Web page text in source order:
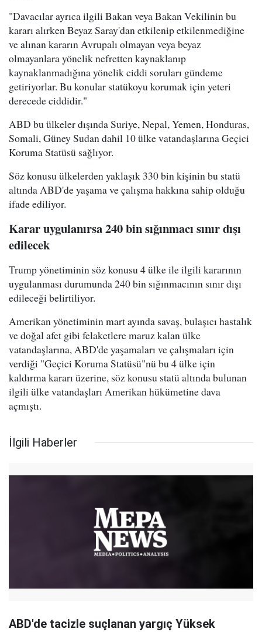
"Davacılar ayrıca ilgili Bakan veya Bakan Vekilinin bu
kararı alırken Beyaz Saray'dan etkilenip etkilenmediğine
ve alınan kararın Avrupalı olmayan veya beyaz
olmayanlara yönelik nefretten kaynaklanıp
kaynaklanmadığına yönelik ciddi soruları gündeme
getiriyorlar. Bu konular statükoyu korumak için yeteri
derecede ciddidir."
ABD bu ülkeler dışında Suriye, Nepal, Yemen, Honduras,
Somali, Güney Sudan dahil 10 ülke vatandaşlarına Geçici
Koruma Statüsü sağlıyor.
Söz konusu ülkelerden yaklaşık 330 bin kişinin bu statü
altında ABD'de yaşama ve çalışma hakkına sahip olduğu
ifade ediliyor.
Karar uygulanırsa 240 bin sığınmacı sınır dışı
edilecek
Trump yönetiminin söz konusu 4 ülke ile ilgili kararının
uygulanması durumunda 240 bin sığınmacının sınır dışı
edileceği belirtiliyor.
Amerikan yönetiminin mart ayında savaş, bulaşıcı hastalık
ve doğal afet gibi felaketlere maruz kalan ülke
vatandaşlarına, ABD'de yaşamaları ve çalışmaları için
verdiği "Geçici Koruma Statüsü"nü bu 4 ülke için
kaldırma kararı üzerine, söz konusu statü altında bulunan
ilgili ülke vatandaşları Amerikan hükümetine dava
açmıştı.
İlgili Haberler
ABD'de tacizle suçlanan yargıç Yüksek